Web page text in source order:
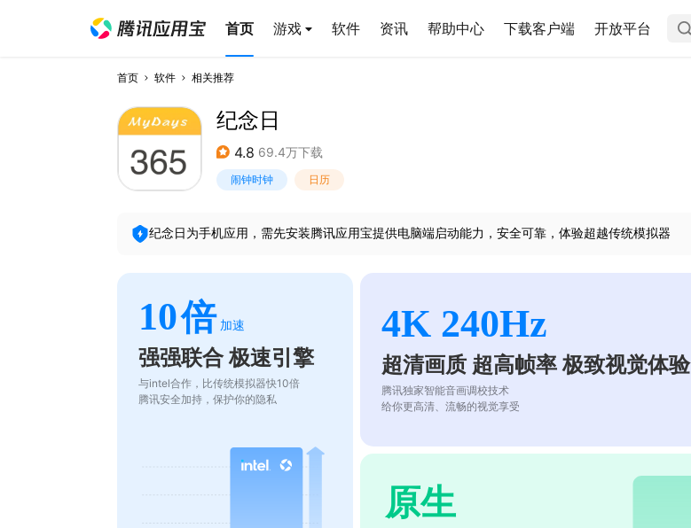
首页 游戏 软件 资讯 帮助中心 下载客户端 开放平台
首页 软件 相关推荐
纪念日
4.8 69.4万下载
闹钟时钟 日历
纪念日为手机应用，需先安装腾讯应用宝提供电脑端启动能力，安全可靠，体验超越传统模拟器
10倍 加速
强强联合 极速引擎
与intel合作，比传统模拟器快10倍
腾讯安全加持，保护你的隐私
4K 240Hz
超清画质 超高帧率 极致视觉体验
腾讯独家智能音画调校技术
给你更高清、流畅的视觉享受
原生